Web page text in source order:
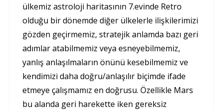
ülkemiz astroloji haritasının 7.evinde Retro
olduğu bir dönemde diğer ülkelerle ilişkilerimizi
gözden geçirmemiz, stratejik anlamda bazı geri
adımlar atabilmemiz veya esneyebilmemiz,
yanlış anlaşılmaların önünü kesebilmemiz ve
kendimizi daha doğru/anlaşılır biçimde ifade
etmeye çalışmamız en doğrusu. Özellikle Mars
bu alanda geri harekette iken gereksiz